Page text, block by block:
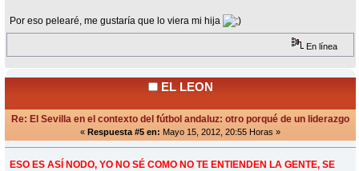
Por eso pelearé, me gustaría que lo viera mi hija
En línea
EL LEON
Re: El Sevilla en el contexto del fútbol andaluz: otro porqué de un liderazgo
« Respuesta #5 en: Mayo 15, 2012, 20:55 Horas »
ESO ES ASÍ NODO, YO NO SÉ COMO NO TE ENTIENDEN LA GENTE, SE